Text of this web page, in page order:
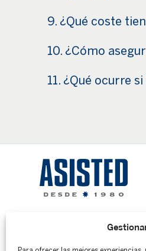
9. ¿Qué coste
10. ¿Cómo
11. ¿Qué ocurre